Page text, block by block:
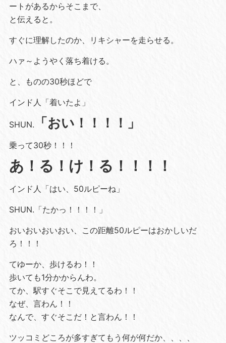
ートがあるからそこまで、
と伝えると。
すぐに理解したのか、リキシャーを走らせる。
ハァ～ようやく落ち着ける。
と、ものの30秒ほどで
インド人「着いたよ」
SHUN. 「おい！！！！」
乗って30秒！！！
あ！る！け！る！！！！
インド人「はい、50ルピーね」
SHUN.「たかっ！！！！」
おいおいおいおい、この距離50ルピーはおかしいだ
ろ！！！
てゆーか、歩けるわ！！
歩いても1分かからんわ。
てか、駅すぐそこで見えてるわ！！
なぜ、言わん！！
なんで、すぐそこだ！と言わん！！
ツッコミどころが多すぎてもう何が何だか、、、、